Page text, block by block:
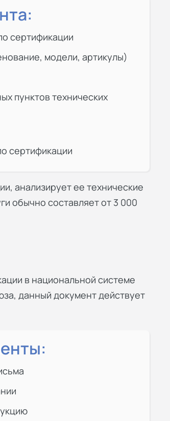
сертификации
модели, артикулы)
пунктов технических
сертификации
анализирует ее технические
обычно составляет от 3 000
в национальной системе
данный документ действует